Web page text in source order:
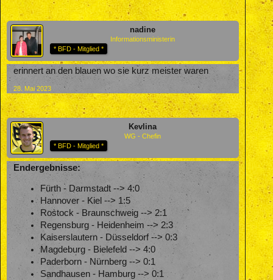
nadine
Informationsministerin
* BFD - Mitglied *
erinnert an den blauen wo sie kurz meister waren
28. Mai 2023
Kevlina
WG - Chefin
* BFD - Mitglied *
Endergebnisse:
Fürth - Darmstadt --> 4:0
Hannover - Kiel --> 1:5
Rostock - Braunschweig --> 2:1
Regensburg - Heidenheim --> 2:3
Kaiserslautern - Düsseldorf --> 0:3
Magdeburg - Bielefeld --> 4:0
Paderborn - Nürnberg --> 0:1
Sandhausen - Hamburg --> 0:1